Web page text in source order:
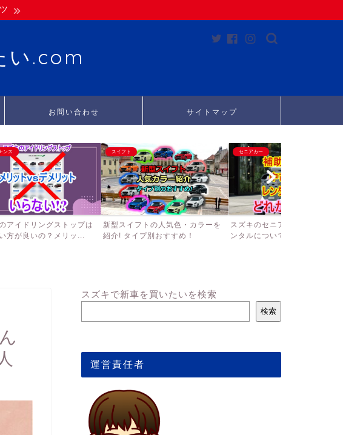
い.com
お問い合わせ サイトマップ
ンス
アイドリングストップは
方が良いの？メリッ...
スイフト
新型スイフトの人気色・カラーを
紹介! タイプ別おすすめ！
セニアカー
スズキのセニアカーの補助金、
ンタルについて徹底調査して...
スズキで新車を買いたいを検索
検索
運営責任者